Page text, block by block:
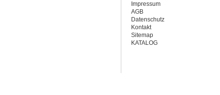
Impressum
AGB
Datenschutz
Kontakt
Sitemap
KATALOG